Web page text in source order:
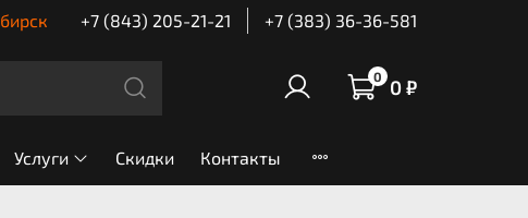
+7 (843) 205-21-21 +7 (383) 36-36-581
0 0 ₽
Услуги Скидки Контакты